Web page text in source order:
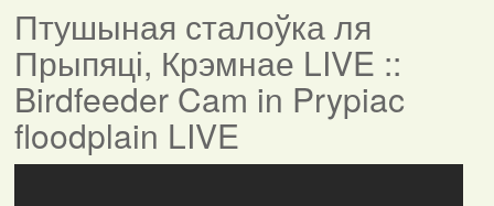
Птушыная сталоўка ля
Прыпяці, Крэмнае LIVE ::
Birdfeeder Cam in Prypiac
floodplain LIVE